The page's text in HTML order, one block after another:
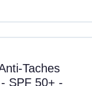
Taches
SPF 50+ -